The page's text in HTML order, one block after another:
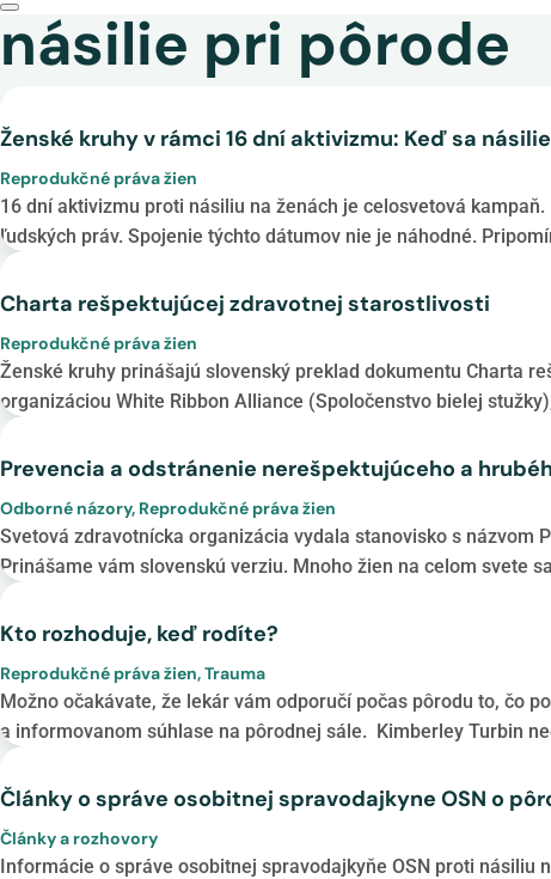
násilie pri pôrode
Ženské kruhy v rámci 16 dní aktivizmu: Keď sa
Reprodukčné práva žien
16 dní aktivizmu proti násiliu na ženách je celosvetová
ľudských práv. Spojenie týchto dátumov nie je náhodné.
Charta rešpektujúcej zdravotnej starostlivosti
Reprodukčné práva žien
Ženské kruhy prinášajú slovenský preklad dokumentu Charta
organizáciou White Ribbon Alliance (Spoločenstvo bielej
Prevencia a odstránenie nerešpektujúceho a
Odborné názory, Reprodukčné práva žien
Svetová zdravotnícka organizácia vydala stanovisko s názvom
Prinášame vám slovenskú verziu. Mnoho žien na celom svete
Kto rozhoduje, keď rodíte?
Reprodukčné práva žien,Trauma
Možno očakávate, že lekár vám odporučí počas pôrodu to, čo
a informovanom súhlase na pôrodnej sále. Kimberley Turbin
Články o správe osobitnej spravodajkyne OSN o
Články a rozhovory
Informácie o správe osobitnej spravodajkyňe OSN proti